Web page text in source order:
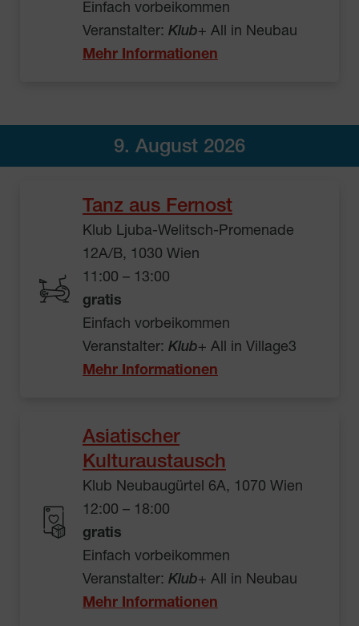
Einfach vorbeikommen
Veranstalter: Klub+ All in Neubau
Mehr Informationen
9. August 2026
Tanz aus Fernost
Klub Ljuba-Welitsch-Promenade
12A/B, 1030 Wien
11:00 – 13:00
gratis
Einfach vorbeikommen
Veranstalter: Klub+ All in Village3
Mehr Informationen
Asiatischer
Kulturaustausch
Klub Neubaugürtel 6A, 1070 Wien
12:00 – 18:00
gratis
Einfach vorbeikommen
Veranstalter: Klub+ All in Neubau
Mehr Informationen